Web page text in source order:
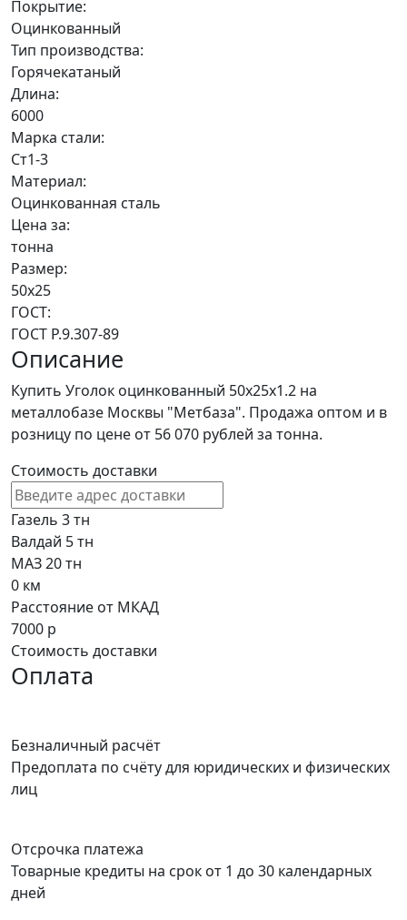
Покрытие:
Оцинкованный
Тип производства:
Горячекатаный
Длина:
6000
Марка стали:
Ст1-3
Материал:
Оцинкованная сталь
Цена за:
тонна
Размер:
50х25
ГОСТ:
ГОСТ Р.9.307-89
Описание
Купить Уголок оцинкованный 50х25х1.2 на
металлобазе Москвы "Метбаза". Продажа оптом и в
розницу по цене от 56 070 рублей за тонна.
Стоимость доставки
Газель 3 тн
Валдай 5 тн
МАЗ 20 тн
0 км
Расстояние от МКАД
7000 р
Стоимость доставки
Оплата
Безналичный расчёт
Предоплата по счёту для юридических и физических
лиц
Отсрочка платежа
Товарные кредиты на срок от 1 до 30 календарных
дней